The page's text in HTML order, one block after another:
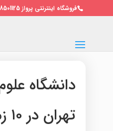
فروشگاه اینترنتی پرواز 09128501125 / 02122691010
دانشگاه